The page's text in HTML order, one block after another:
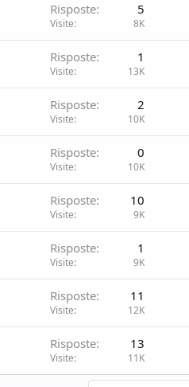
Risposte 5
Visite 8K
Risposte 1
Visite 13K
Risposte 2
Visite 10K
Risposte 0
Visite 10K
Risposte 10
Visite 9K
Risposte 1
Visite 9K
Risposte 11
Visite 12K
Risposte 13
Visite 11K